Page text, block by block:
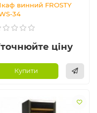
винний FROSTY
34
ціну
Купити